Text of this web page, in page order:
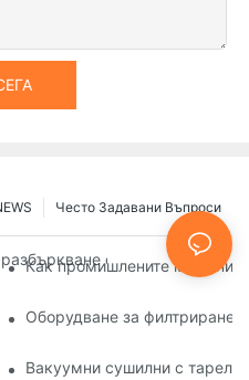
Често Задавани Въпроси
спрямо други
Как промишлените машини
оборудване: Иновации,
Оборудване за филтриране
в химическата и
Вакуумни сушилни с